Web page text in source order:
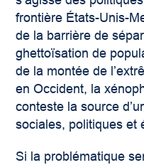
frontière États-Unis-
de la barrière de
ghettoïsation de
de la montée de
en Occident, la
conteste la source
sociales, politiques et
Si la problématique